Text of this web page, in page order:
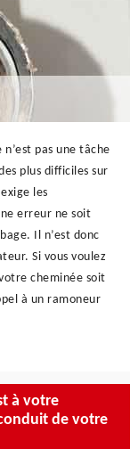
pas une tâche
plus difficiles sur
les
erreur ne soit
Il n’est donc
Si vous voulez
cheminée soit
à un ramoneur
à votre
de votre